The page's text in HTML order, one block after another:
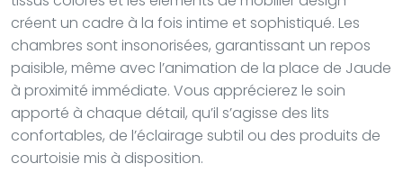
créent un cadre à la fois intime et sophistiqué. Les
chambres sont insonorisées, garantissant un repos
paisible, même avec l’animation de la place de Jaude
à proximité immédiate. Vous apprécierez le soin
apporté à chaque détail, qu’il s’agisse des lits
confortables, de l’éclairage subtil ou des produits de
courtoisie mis à disposition.